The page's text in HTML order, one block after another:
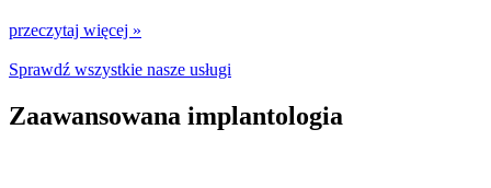
przeczytaj więcej »
Sprawdź wszystkie nasze usługi
Zaawansowana implantologia